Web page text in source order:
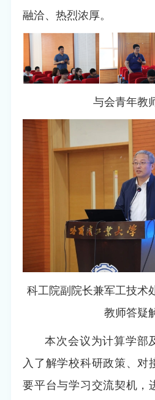
融洽、热烈浓厚。
与会青年教
科工院副院长兼军工技术
教师答疑
本次会议为计算学部
入了解学校科研政策、对
要平台与学习交流契机，